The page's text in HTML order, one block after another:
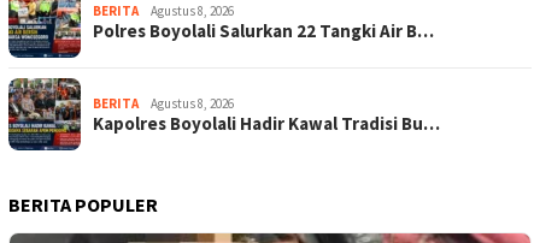
BERITA Agustus 8, 2026
Polres Boyolali Salurkan 22 Tangki Air B…
BERITA Agustus 8, 2026
Kapolres Boyolali Hadir Kawal Tradisi Bu…
BERITA POPULER